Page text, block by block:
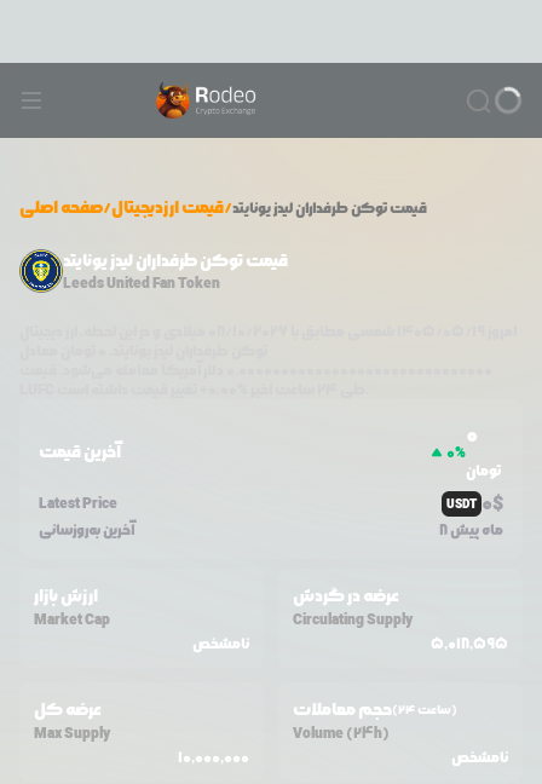
صفحه اصلی/قیمت ارزدیجیتال/ قیمتتوکن طرفداران لیدز یونایتد
قیمت توکن طرفداران لیدز یونایتد
Leeds United Fan Token
آخرین قیمت 0%
0
تومان
Latest Price
USDT 0$
آخرین به‌روزسانی 8 ماه پیش
ارزش بازار
Market Cap
نامشخص
عرضه در گردش
Circulating Supply
5,018,595
عرضه کل
Max Supply
10,000,000
حجم معاملات (24 ساعت)
Volume (24h)
نامشخص